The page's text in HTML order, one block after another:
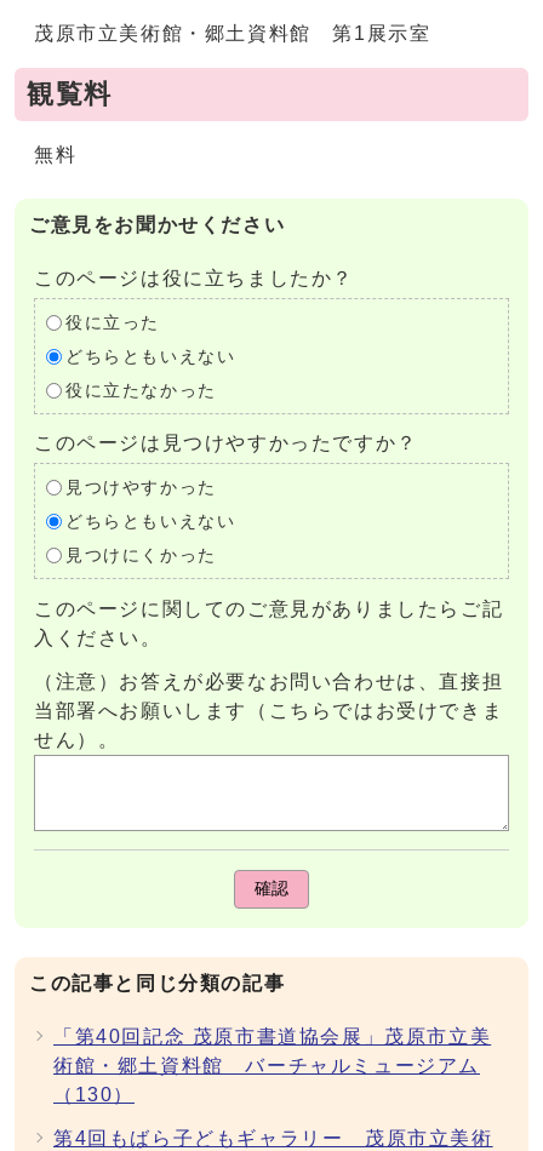
茂原市立美術館・郷土資料館 第1展示室
観覧料
無料
ご意見をお聞かせください
このページは役に立ちましたか？
役に立った
どちらともいえない
役に立たなかった
このページは見つけやすかったですか？
見つけやすかった
どちらともいえない
見つけにくかった
このページに関してのご意見がありましたらご記
入ください。
（注意）お答えが必要なお問い合わせは、直接担
当部署へお願いします（こちらではお受けできま
せん）。
確認
この記事と同じ分類の記事
「第40回記念 茂原市書道協会展」茂原市立美
術館・郷土資料館 バーチャルミュージアム
（130）
第4回もばら子どもギャラリー 茂原市立美術